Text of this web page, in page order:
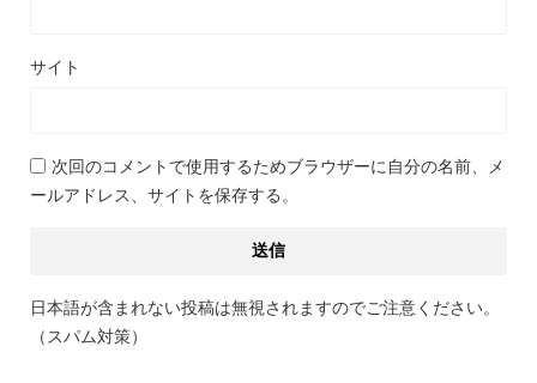
サイト
次回のコメントで使用するためブラウザーに自分の名前、メ
ールアドレス、サイトを保存する。
日本語が含まれない投稿は無視されますのでご注意ください。
（スパム対策）